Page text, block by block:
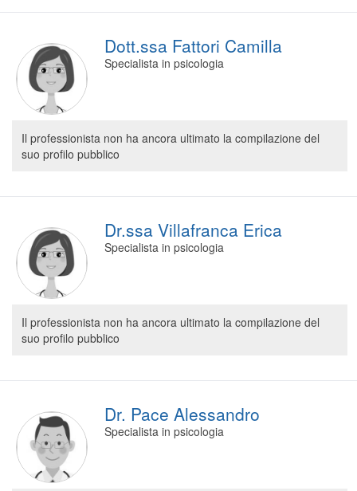
Dott.ssa Fattori Camilla
Specialista in psicologia
Il professionista non ha ancora ultimato la compilazione del
suo profilo pubblico
Dr.ssa Villafranca Erica
Specialista in psicologia
Il professionista non ha ancora ultimato la compilazione del
suo profilo pubblico
Dr. Pace Alessandro
Specialista in psicologia